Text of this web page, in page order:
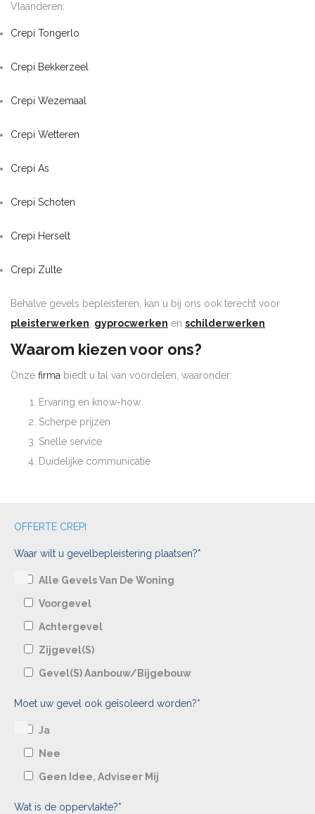
Vlaanderen:
Crepi Tongerlo
Crepi Bekkerzeel
Crepi Wezemaal
Crepi Wetteren
Crepi As
Crepi Schoten
Crepi Herselt
Crepi Zulte
Behalve gevels bepleisteren, kan u bij ons ook terecht voor
pleisterwerken, gyprocwerken en schilderwerken.
Waarom kiezen voor ons?
Onze firma biedt u tal van voordelen, waaronder:
Ervaring en know-how
Scherpe prijzen
Snelle service
Duidelijke communicatie
OFFERTE CREPI
Waar wilt u gevelbepleistering plaatsen?*
Alle Gevels Van De Woning
Voorgevel
Achtergevel
Zijgevel(s)
Gevel(s) Aanbouw/bijgebouw
Moet uw gevel ook geïsoleerd worden?*
Ja
Nee
Geen Idee, Adviseer Mij
Wat is de oppervlakte?*